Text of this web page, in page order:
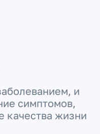
и
симптомов,
качества жизни